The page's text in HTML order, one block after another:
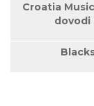
Croatia
dovodi